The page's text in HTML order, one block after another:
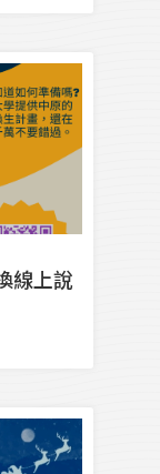
線上說